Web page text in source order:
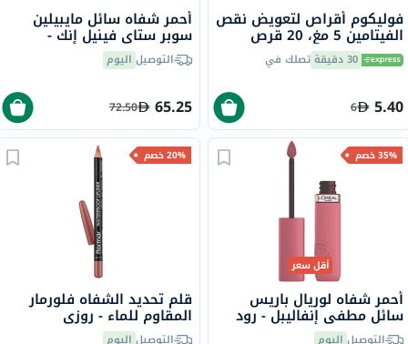
فوليكوم أقراص لتعويض نقص
الفيتامين 5 مغ، 20 قرص
30 دقيقة تصلك في
5.40
6
أحمر شفاه سائل مايبيلين
سوبر ستاي فينيل إنك -
بيتشي/15
التوصيل اليوم
65.25
72.50
35% خصم
أقل سعر
أحمر شفاه لوريال باريس
سائل مطفي إنفاليبل - رود
تريبينغ/240
التوصيل اليوم
20% خصم
قلم تحديد الشفاه فلورمار
المقاوم للماء - روزي
ساند/237التوصيل اليوم